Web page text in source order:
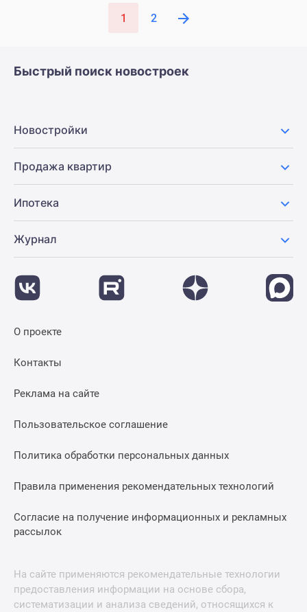
1 2
Быстрый поиск новостроек
Новостройки
Продажа квартир
Ипотека
Журнал
О проекте
Контакты
Реклама на сайте
Пользовательское соглашение
Политика обработки персональных данных
Правила применения рекомендательных технологий
Согласие на получение информационных и рекламных
рассылок
На сайте применяются рекомендательные технологии
предоставления информации на основе сбора,
систематизации и анализа сведений, относящихся к